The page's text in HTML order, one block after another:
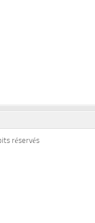
réservés